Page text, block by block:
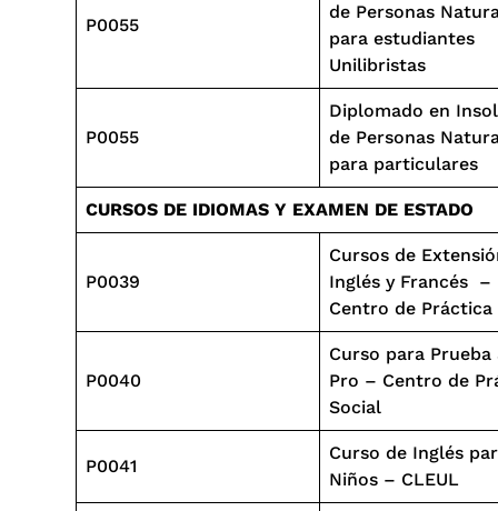
P0055
de Personas
para estudiantes
Unilibristas
P0055
Diplomado en
de Personas
para particulares
CURSOS DE IDIOMAS Y EXAMEN DE ESTADO
P0039
Cursos de
Inglés y Francés –
Centro de Práctica
P0040
Curso para Prueba
Pro – Centro de
Social
P0041
Curso de Inglés
Niños – CLEUL